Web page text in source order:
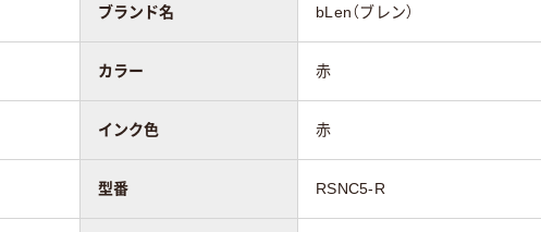
ブランド名 bLen（ブレン）
カラー 赤
インク色 赤
型番 RSNC5-R